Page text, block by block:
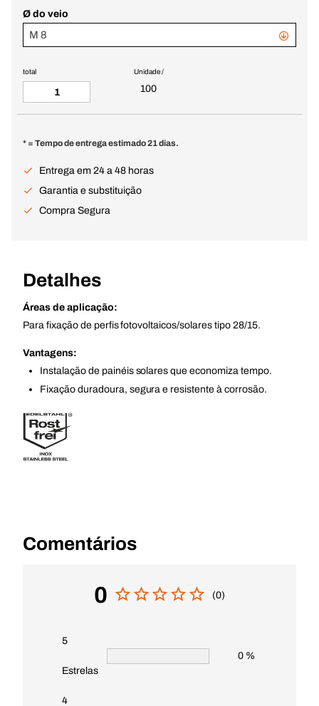
Ø do veio
M 8
Unidade /
100
total
* = Tempo de entrega estimado 21 dias.
Entrega em 24 a 48 horas
Garantia e substituição
Compra Segura
Detalhes
Áreas de aplicação:
Para fixação de perfis fotovoltaicos/solares tipo 28/15.
Vantagens:
Instalação de painéis solares que economiza tempo.
Fixação duradoura, segura e resistente à corrosão.
Comentários
0 (0)
5
Estrelas
0 %
4